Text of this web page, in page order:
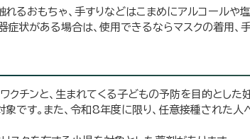
るおもちゃ、手すりなどはこまめにアルコールや
症状がある場合は、使用できるならマスクの着用
クチンと、生まれてくる子どもの予防を目的とし
です。また、令和8年度に限り、任意接種された人